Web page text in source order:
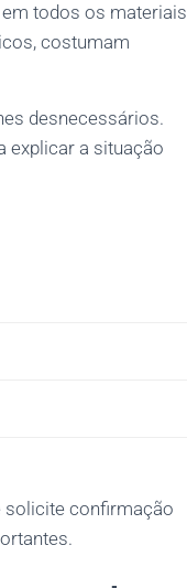
todos os materiais
costumam
desnecessários.
explicar a situação
solicite confirmação